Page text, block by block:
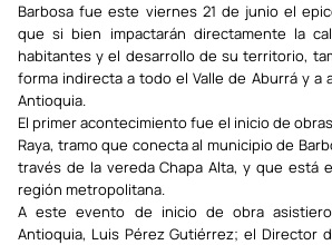
Barbosa fue este viernes 21 de junio el
que si bien impactarán directamente la
habitantes y el desarrollo de su territorio,
forma indirecta a todo el Valle de Aburrá y a
Antioquia.
El primer acontecimiento fue el inicio de
Raya, tramo que conecta al municipio de
través de la vereda Chapa Alta, y que está
región metropolitana.
A este evento de inicio de obra
Antioquia, Luis Pérez Gutiérrez; el Director